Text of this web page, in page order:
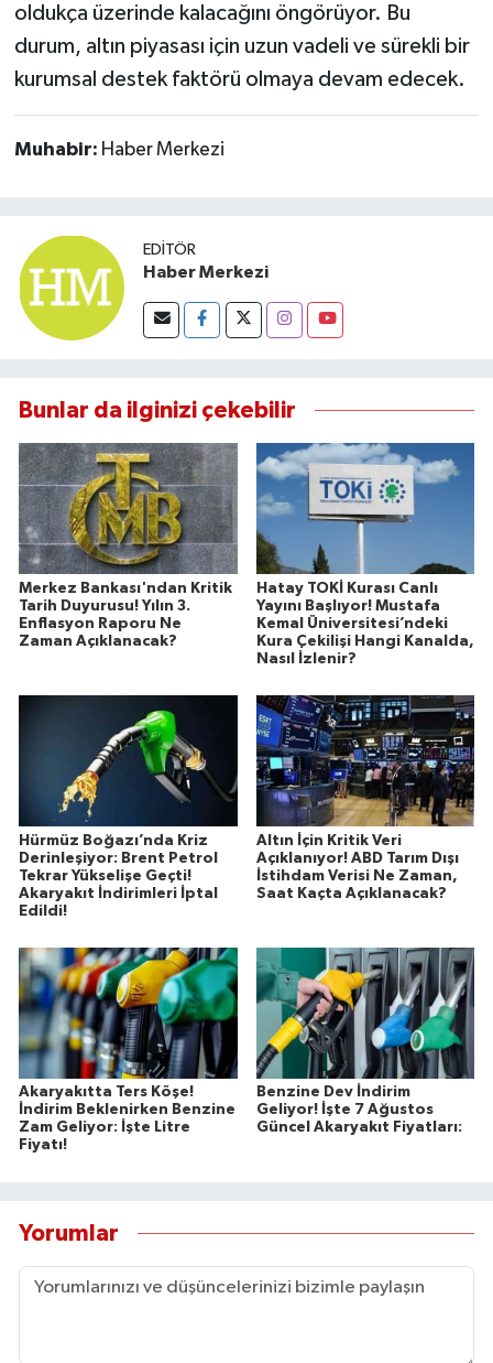
oldukça üzerinde kalacağını öngörüyor. Bu
durum, altın piyasası için uzun vadeli ve sürekli bir
kurumsal destek faktörü olmaya devam edecek.
Muhabir: Haber Merkezi
EDITÖR
Haber Merkezi
Bunlar da ilginizi çekebilir
Merkez Bankası'ndan Kritik
Tarih Duyurusu! Yılın 3.
Enflasyon Raporu Ne
Zaman Açıklanacak?
Hatay TOKİ Kurası Canlı
Yayını Başlıyor! Mustafa
Kemal Üniversitesi’ndeki
Kura Çekilişi Hangi Kanalda,
Nasıl İzlenir?
Hürmüz Boğazı’nda Kriz
Derinleşiyor: Brent Petrol
Tekrar Yükselişe Geçti!
Akaryakıt İndirimleri İptal
Edildi!
Altın İçin Kritik Veri
Açıklanıyor! ABD Tarım Dışı
İstihdam Verisi Ne Zaman,
Saat Kaçta Açıklanacak?
Akaryakıtta Ters Köşe!
İndirim Beklenirken Benzine
Zam Geliyor: İşte Litre
Fiyatı!
Benzine Dev İndirim
Geliyor! İşte 7 Ağustos
Güncel Akaryakıt Fiyatları:
Yorumlar